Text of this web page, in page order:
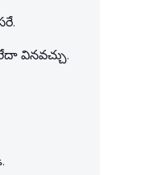
వినవచ్చు.